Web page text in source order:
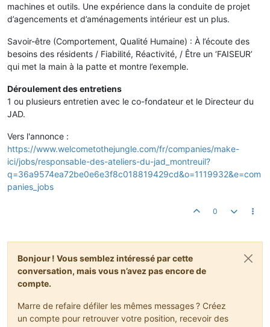
machines et outils. Une expérience dans la conduite de projet
d’agencements et d’aménagements intérieur est un plus.
Savoir-être (Comportement, Qualité Humaine) : À l’écoute des
besoins des résidents / Fiabilité, Réactivité, / Être un ‘FAISEUR’
qui met la main à la patte et montre l’exemple.
Déroulement des entretiens
1 ou plusieurs entretien avec le co-fondateur et le Directeur du
JAD.
Vers l'annonce :
https://www.welcometothejungle.com/fr/companies/make-
ici/jobs/responsable-des-ateliers-du-jad_montreuil?
q=36a9574ea72be0e6e3f8c018819429cd&o=1119932&e=com
panies_jobs
0
Bonjour ! Vous semblez intéressé par cette
conversation, mais vous n’avez pas encore de
compte.
Marre de refaire défiler les mêmes messages ? Créez
un compte pour retrouver votre position, recevoir des